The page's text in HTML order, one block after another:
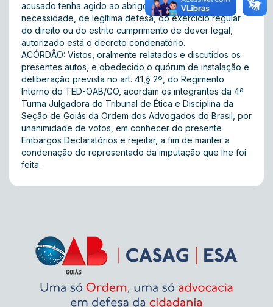
acusado tenha agido ao abrigo das hipóteses de
necessidade, de legítima defesa, do exercício regular
do direito ou do estrito cumprimento de dever legal,
autorizado está o decreto condenatório.
ACÓRDÃO: Vistos, oralmente relatados e discutidos os
presentes autos, e obedecido o quórum de instalação e
deliberação prevista no art. 41,§ 2º, do Regimento
Interno do TED-OAB/GO, acordam os integrantes da 4ª
Turma Julgadora do Tribunal de Ética e Disciplina da
Seção de Goiás da Ordem dos Advogados do Brasil, por
unanimidade de votos, em conhecer do presente
Embargos Declaratórios e rejeitar, a fim de manter a
condenação do representado da imputação que lhe foi
feita.